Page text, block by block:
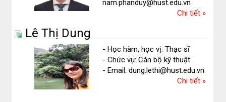
nam.phanduy@hust.edu.vn
Chi tiếtvề
»
Lê Thị Dung
- Học hàm, học vị: Thạc sĩ
- Chức vụ: Cán bộ kỹ thuật
- Email: dung.lethi@hust.edu.vn
Chi tiếtvề
»